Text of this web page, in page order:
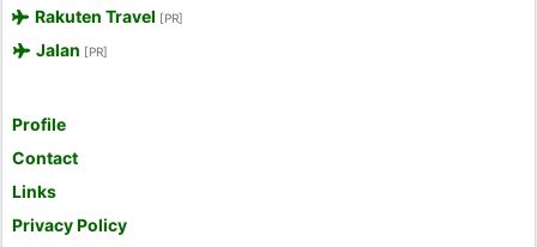
Rakuten Travel [PR]
Jalan [PR]
Profile
Contact
Links
Privacy Policy